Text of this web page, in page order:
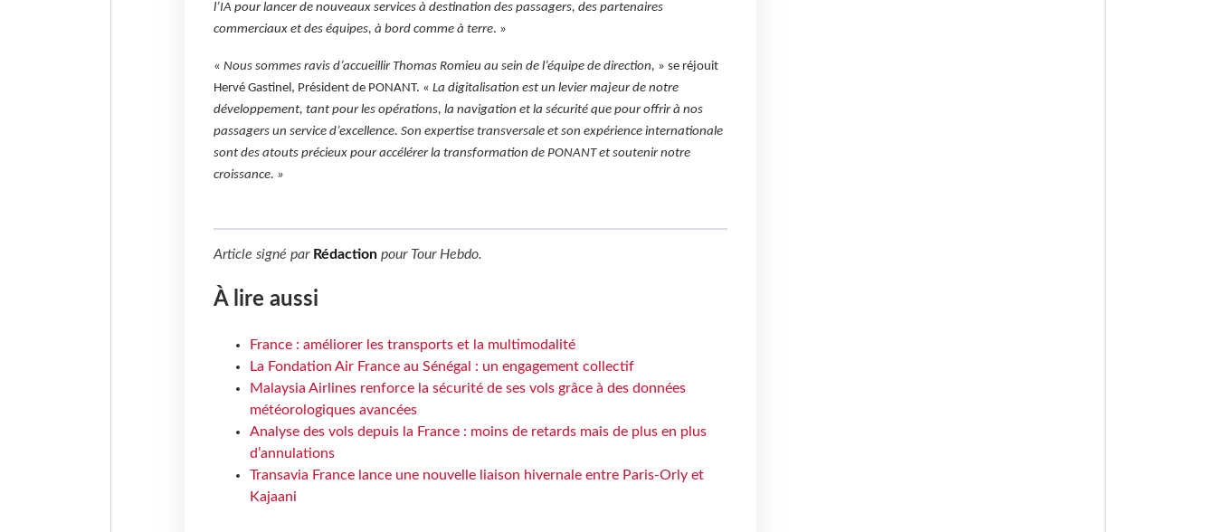
l’IA pour lancer de nouveaux services à destination des passagers, des partenaires
commerciaux et des équipes, à bord comme à terre. »
« Nous sommes ravis d’accueillir Thomas Romieu au sein de l’équipe de direction, » se réjouit
Hervé Gastinel, Président de PONANT. « La digitalisation est un levier majeur de notre
développement, tant pour les opérations, la navigation et la sécurité que pour offrir à nos
passagers un service d’excellence. Son expertise transversale et son expérience internationale
sont des atouts précieux pour accélérer la transformation de PONANT et soutenir notre
croissance. »
Article signé par Rédactionpour Tour Hebdo.
À lire aussi
France : améliorer les transports et la multimodalité
La Fondation Air France au Sénégal : un engagement collectif
Malaysia Airlines renforce la sécurité de ses vols grâce à des données
météorologiques avancées
Analyse des vols depuis la France : moins de retards mais de plus en plus
d’annulations
Transavia France lance une nouvelle liaison hivernale entre Paris-Orly et
Kajaani